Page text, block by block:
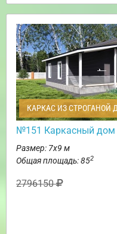
КАРКАС ИЗ СТРОГАНОЙ
№151 Каркасный дом
Размер: 7х9 м
Общая площадь: 852
2796150